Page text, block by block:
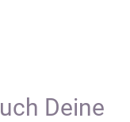
Deine